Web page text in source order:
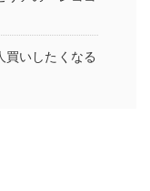
買いしたくなる